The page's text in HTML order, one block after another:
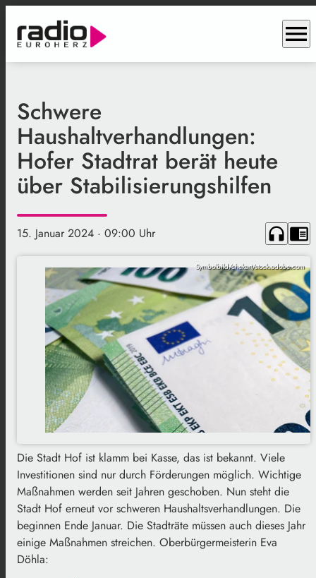
menu
Schwere
Haushaltverhandlungen:
Hofer Stadtrat berät heute
über Stabilisierungshilfen
15. Januar 2024 · 09:00 Uhr headphones chrome_reader_mode
Symbolbild/chekart/stock.adobe.com
Die Stadt Hof ist klamm bei Kasse, das ist bekannt. Viele
Investitionen sind nur durch Förderungen möglich. Wichtige
Maßnahmen werden seit Jahren geschoben. Nun steht die
Stadt Hof erneut vor schweren Haushaltsverhandlungen. Die
beginnen Ende Januar. Die Stadträte müssen auch dieses Jahr
einige Maßnahmen streichen. Oberbürgermeisterin Eva
Döhla: